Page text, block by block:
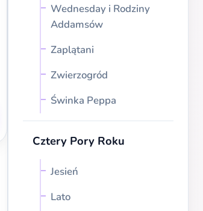
Wednesday i Rodziny
Addamsów
Zaplątani
Zwierzogród
Świnka Peppa
Cztery Pory Roku
Jesień
Lato